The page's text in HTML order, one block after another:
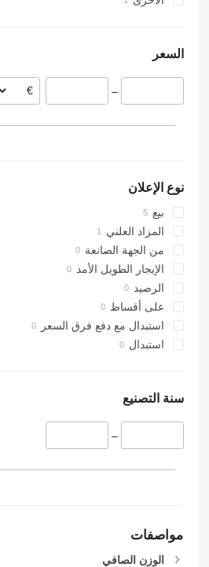
السعر
–
نوع الإعلان
بيع
المزاد العلني
من الجهة الصانعة
الإيجار الطويل الأمد
الرصيد
على أقساط
استبدال مع دفع فرق السعر
استبدال
سنة التصنيع
–
مواصفات
الوزن الصافي